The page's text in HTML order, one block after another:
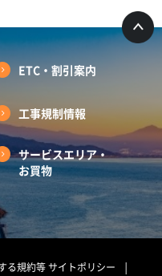
ETC・割引案内
工事規制情報
サービスエリア・
お買物
る規約等サイトポリシー